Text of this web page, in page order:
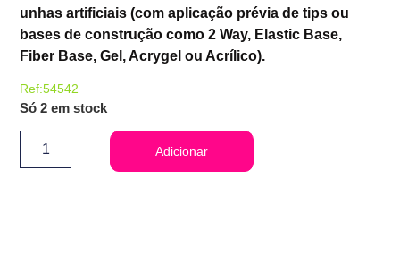
unhas artificiais (com aplicação prévia de tips ou
bases de construção como 2 Way, Elastic Base,
Fiber Base, Gel, Acrygel ou Acrílico).
Ref:54542
Só 2 em stock
Adicionar